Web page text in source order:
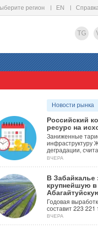
регион EN
TG
Новости рынка
Российский
ресурс на
Заниженные
инфраструктуру
деградации,
ВЧЕРА
В Забайкалье
крупнейшую
Годовая
составит 223 221
ВЧЕРА